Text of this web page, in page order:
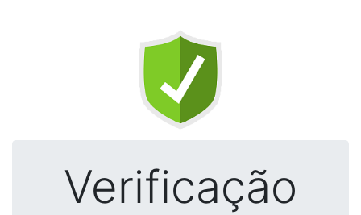
Verificação